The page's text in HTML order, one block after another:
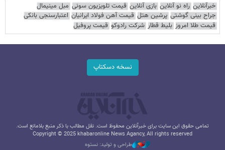
خبرآنلاین راه نو آنلاین بازی آنلاین قیمت تلویزیون سونی مبل مینیمال
جراح بینی گوشتی پرشین هتل قیمت آهن فولاد ایرانیان اعتبارسنجی بانکی
قیمت طلا امروز بلیط قطار شرکت رادوکو قیمت پروفیل
نسخه دسکتاپ
تمامی حقوق این سایت برای خبرآنلاین محفوظ است. نقل مطالب با ذکر منبع بلامانع است.
Copyright © 2025 khabaronline News Agancy, All rights reserved
طراحی و تولید: نستوه